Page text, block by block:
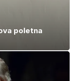
poletna